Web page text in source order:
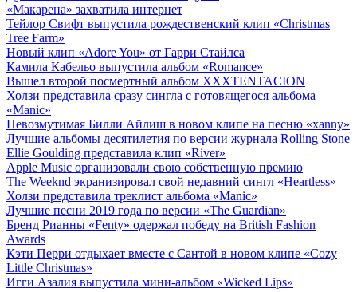
«Макарена» захватила интернет
Тейлор Свифт выпустила рождественский клип «Christmas
Tree Farm»
Новый клип «Adore You» от Гарри Стайлса
Камила Кабельо выпустила альбом «Romance»
Вышел второй посмертный альбом XXXTENTACION
Холзи представила сразу сингла с готовящегося альбома
«Manic»
Невозмутимая Билли Айлиш в новом клипе на песню «xanny»
Лучшие альбомы десятилетия по версии журнала Rolling Stone
Ellie Goulding представила клип «River»
Apple Music организовали свою собственную премию
The Weeknd экранизировал свой недавний сингл «Heartless»
Холзи представила треклист альбома «Manic»
Лучшие песни 2019 года по версии «The Guardian»
Бренд Рианны «Fenty» одержал победу на British Fashion
Awards
Кэти Перри отдыхает вместе с Сантой в новом клипе «Cozy
Little Christmas»
Игги Азалия выпустила мини-альбом «Wicked Lips»